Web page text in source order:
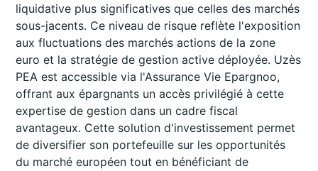
liquidative plus significatives que celles des marchés
sous-jacents. Ce niveau de risque reflète l'exposition
aux fluctuations des marchés actions de la zone
euro et la stratégie de gestion active déployée. Uzès
PEA est accessible via l'Assurance Vie Epargnoo,
offrant aux épargnants un accès privilégié à cette
expertise de gestion dans un cadre fiscal
avantageux. Cette solution d'investissement permet
de diversifier son portefeuille sur les opportunités
du marché européen tout en bénéficiant de